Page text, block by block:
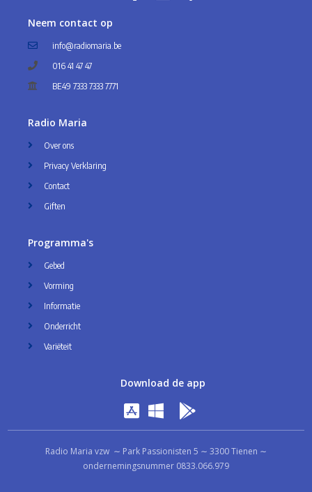
Neem contact op
info@radiomaria.be
016 41 47 47
BE49 7333 7333 7771
Radio Maria
Over ons
Privacy Verklaring
Contact
Giften
Programma's
Gebed
Vorming
Informatie
Onderricht
Variëteit
Download de app
Radio Maria vzw ∼ Park Passionisten 5 ∼ 3300 Tienen ∼
ondernemingsnummer 0833.066.979